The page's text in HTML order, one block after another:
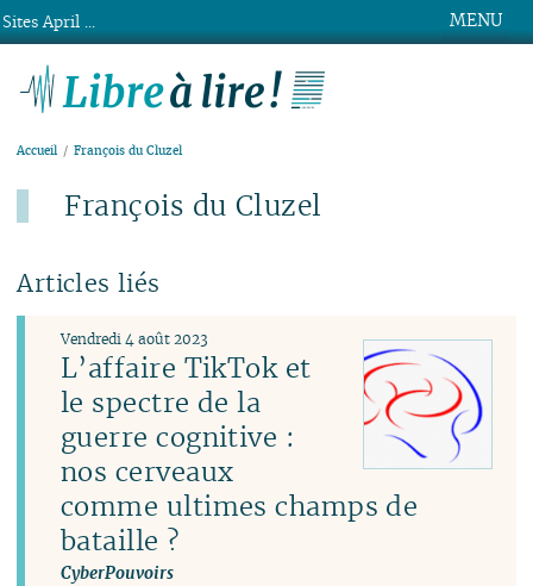
MENU
Accueil François du Cluzel
François du Cluzel
Articles liés
L’affaire TikTok et
le spectre de la
guerre cognitive :
nos cerveaux
comme ultimes champs de
bataille ?
CyberPouvoirs
Vendredi 4 août 2023
Sites April ...